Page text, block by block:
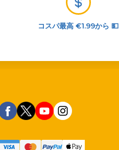
コスパ最高 €1.99から 💵